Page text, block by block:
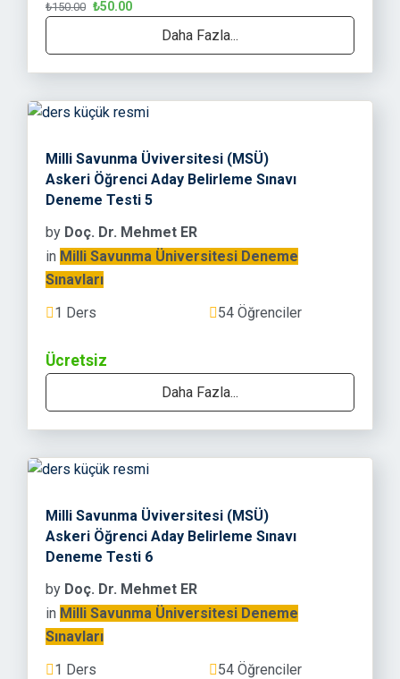
₺150.00 ₺50.00
Daha Fazla...
Milli Savunma Üviversitesi (MSÜ)
Askeri Öğrenci Aday Belirleme Sınavı
Deneme Testi 5
by Doç. Dr. Mehmet ER
in Milli Savunma Üniversitesi Deneme
Sınavları
1 Ders
54 Öğrenciler
Ücretsiz
Daha Fazla...
Milli Savunma Üviversitesi (MSÜ)
Askeri Öğrenci Aday Belirleme Sınavı
Deneme Testi 6
by Doç. Dr. Mehmet ER
in Milli Savunma Üniversitesi Deneme
Sınavları
1 Ders
54 Öğrenciler